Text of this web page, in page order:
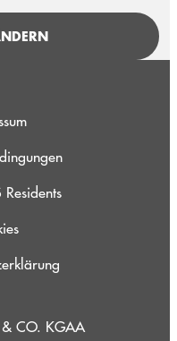
CO. KGAA